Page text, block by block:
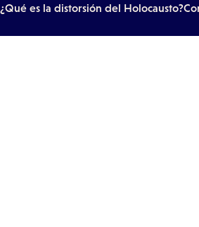
¿Qué es la distorsión del Holocausto?